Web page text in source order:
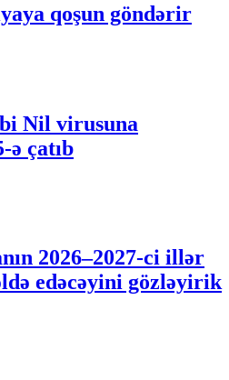
qoşun göndərir
Nil virusuna
ə çatıb
2026–2027-ci illər
edəcəyini gözləyirik